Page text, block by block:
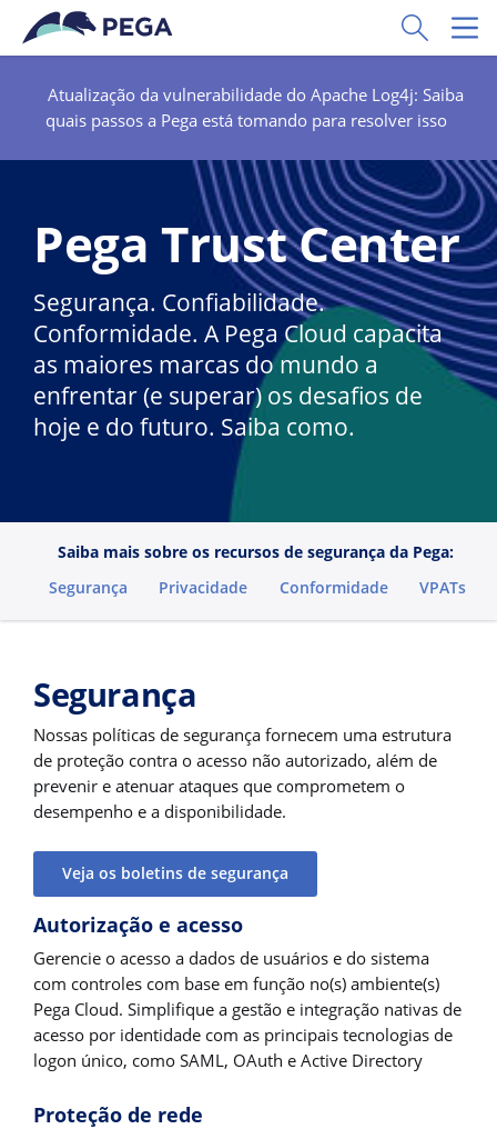
Pular para o conteúdo principal
Toggle
Atualização da vulnerabilidade do Apache Log4j: Saiba
quais passos a Pega está tomando para resolver isso
Pega Trust Center
Segurança. Confiabilidade.
Conformidade. A Pega Cloud capacita
as maiores marcas do mundo a
enfrentar (e superar) os desafios de
hoje e do futuro. Saiba como.
Saiba mais sobre os recursos de segurança da Pega:
Segurança
Privacidade Conformidade VPATs
Segurança
Nossas políticas de segurança fornecem uma estrutura
de proteção contra o acesso não autorizado, além de
prevenir e atenuar ataques que comprometem o
desempenho e a disponibilidade.
Veja os boletins de segurança
Autorização e acesso
Gerencie o acesso a dados de usuários e do sistema
com controles com base em função no(s) ambiente(s)
Pega Cloud. Simplifique a gestão e integração nativas de
acesso por identidade com as principais tecnologias de
logon único, como SAML, OAuth e Active Directory
Proteção de rede